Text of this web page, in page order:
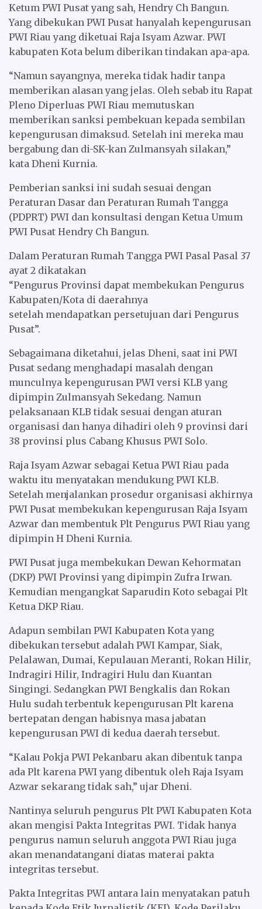
Ketum PWI Pusat yang sah, Hendry Ch Bangun.
Yang dibekukan PWI Pusat hanyalah kepengurusan
PWI Riau yang diketuai Raja Isyam Azwar. PWI
kabupaten Kota belum diberikan tindakan apa-apa.
“Namun sayangnya, mereka tidak hadir tanpa
memberikan alasan yang jelas. Oleh sebab itu Rapat
Pleno Diperluas PWI Riau memutuskan
memberikan sanksi pembekuan kepada sembilan
kepengurusan dimaksud. Setelah ini mereka mau
bergabung dan di-SK-kan Zulmansyah silakan,”
kata Dheni Kurnia.
Pemberian sanksi ini sudah sesuai dengan
Peraturan Dasar dan Peraturan Rumah Tangga
(PDPRT) PWI dan konsultasi dengan Ketua Umum
PWI Pusat Hendry Ch Bangun.
Dalam Peraturan Rumah Tangga PWI Pasal Pasal 37
ayat 2 dikatakan
“Pengurus Provinsi dapat membekukan Pengurus
Kabupaten/Kota di daerahnya
setelah mendapatkan persetujuan dari Pengurus
Pusat”.
Sebagaimana diketahui, jelas Dheni, saat ini PWI
Pusat sedang menghadapi masalah dengan
munculnya kepengurusan PWI versi KLB yang
dipimpin Zulmansyah Sekedang. Namun
pelaksanaan KLB tidak sesuai dengan aturan
organisasi dan hanya dihadiri oleh 9 provinsi dari
38 provinsi plus Cabang Khusus PWI Solo.
Raja Isyam Azwar sebagai Ketua PWI Riau pada
waktu itu menyatakan mendukung PWI KLB.
Setelah menjalankan prosedur organisasi akhirnya
PWI Pusat membekukan kepengurusan Raja Isyam
Azwar dan membentuk Plt Pengurus PWI Riau yang
dipimpin H Dheni Kurnia.
PWI Pusat juga membekukan Dewan Kehormatan
(DKP) PWI Provinsi yang dipimpin Zufra Irwan.
Kemudian mengangkat Saparudin Koto sebagai Plt
Ketua DKP Riau.
Adapun sembilan PWI Kabupaten Kota yang
dibekukan tersebut adalah PWI Kampar, Siak,
Pelalawan, Dumai, Kepulauan Meranti, Rokan Hilir,
Indragiri Hilir, Indragiri Hulu dan Kuantan
Singingi. Sedangkan PWI Bengkalis dan Rokan
Hulu sudah terbentuk kepengurusan Plt karena
bertepatan dengan habisnya masa jabatan
kepengurusan PWI di kedua daerah tersebut.
“Kalau Pokja PWI Pekanbaru akan dibentuk tanpa
ada Plt karena PWI yang dibentuk oleh Raja Isyam
Azwar sekarang tidak sah,” ujar Dheni.
Nantinya seluruh pengurus Plt PWI Kabupaten Kota
akan mengisi Pakta Integritas PWI. Tidak hanya
pengurus namun seluruh anggota PWI Riau juga
akan menandatangani diatas materai pakta
integritas tersebut.
Pakta Integritas PWI antara lain menyatakan patuh